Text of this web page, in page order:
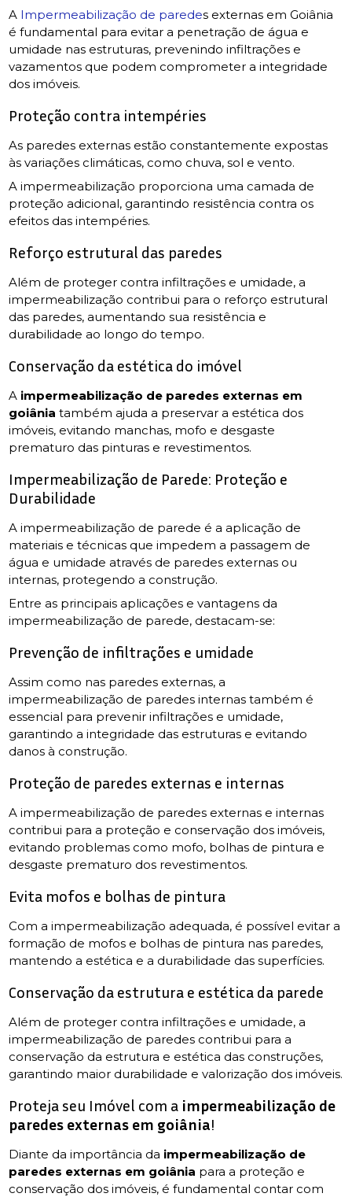
A Impermeabilização de paredes externas em Goiânia
é fundamental para evitar a penetração de água e
umidade nas estruturas, prevenindo infiltrações e
vazamentos que podem comprometer a integridade
dos imóveis.
Proteção contra intempéries
As paredes externas estão constantemente expostas
às variações climáticas, como chuva, sol e vento.
A impermeabilização proporciona uma camada de
proteção adicional, garantindo resistência contra os
efeitos das intempéries.
Reforço estrutural das paredes
Além de proteger contra infiltrações e umidade, a
impermeabilização contribui para o reforço estrutural
das paredes, aumentando sua resistência e
durabilidade ao longo do tempo.
Conservação da estética do imóvel
A impermeabilização de paredes externas em
goiânia também ajuda a preservar a estética dos
imóveis, evitando manchas, mofo e desgaste
prematuro das pinturas e revestimentos.
Impermeabilização de Parede: Proteção e
Durabilidade
A impermeabilização de parede é a aplicação de
materiais e técnicas que impedem a passagem de
água e umidade através de paredes externas ou
internas, protegendo a construção.
Entre as principais aplicações e vantagens da
impermeabilização de parede, destacam-se:
Prevenção de infiltrações e umidade
Assim como nas paredes externas, a
impermeabilização de paredes internas também é
essencial para prevenir infiltrações e umidade,
garantindo a integridade das estruturas e evitando
danos à construção.
Proteção de paredes externas e internas
A impermeabilização de paredes externas e internas
contribui para a proteção e conservação dos imóveis,
evitando problemas como mofo, bolhas de pintura e
desgaste prematuro dos revestimentos.
Evita mofos e bolhas de pintura
Com a impermeabilização adequada, é possível evitar a
formação de mofos e bolhas de pintura nas paredes,
mantendo a estética e a durabilidade das superfícies.
Conservação da estrutura e estética da parede
Além de proteger contra infiltrações e umidade, a
impermeabilização de paredes contribui para a
conservação da estrutura e estética das construções,
garantindo maior durabilidade e valorização dos imóveis.
Proteja seu Imóvel com a impermeabilização de
paredes externas em goiânia!
Diante da importância da impermeabilização de
paredes externas em goiânia para a proteção e
conservação dos imóveis, é fundamental contar com